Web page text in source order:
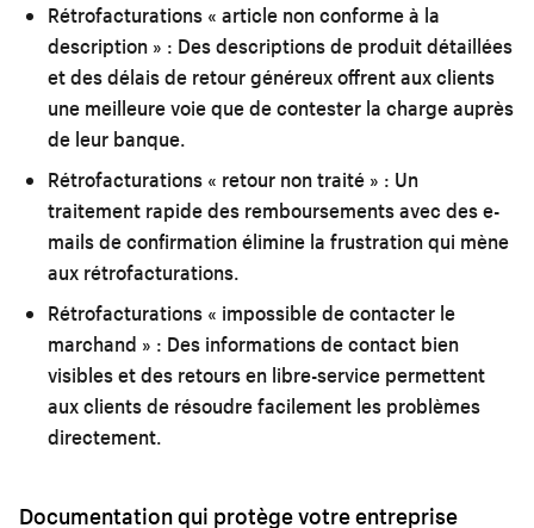
Rétrofacturations « article non conforme à la
description » : Des descriptions de produit détaillées
et des délais de retour généreux offrent aux clients
une meilleure voie que de contester la charge auprès
de leur banque.
Rétrofacturations « retour non traité » : Un
traitement rapide des remboursements avec des e-
mails de confirmation élimine la frustration qui mène
aux rétrofacturations.
Rétrofacturations « impossible de contacter le
marchand » : Des informations de contact bien
visibles et des retours en libre-service permettent
aux clients de résoudre facilement les problèmes
directement.
Documentation qui protège votre entreprise